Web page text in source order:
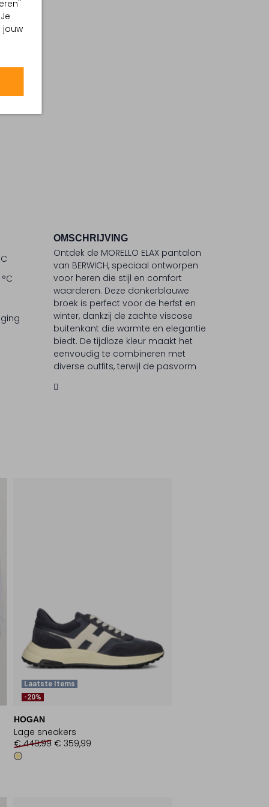
jouw
OMSCHRIJVING
Ontdek de MORELLO ELAX pantalon
van BERWICH, speciaal ontworpen
voor heren die stijl en comfort
waarderen. Deze donkerblauwe
broek is perfect voor de herfst en
winter, dankzij de zachte viscose
buitenkant die warmte en elegantie
biedt. De tijdloze kleur maakt het
eenvoudig te combineren met
diverse outfits, terwijl de pasvorm
BERWICH staat bekend om zijn
Laatste Items
-20%
HOGAN
Lage sneakers
€ 449,99 € 359,99